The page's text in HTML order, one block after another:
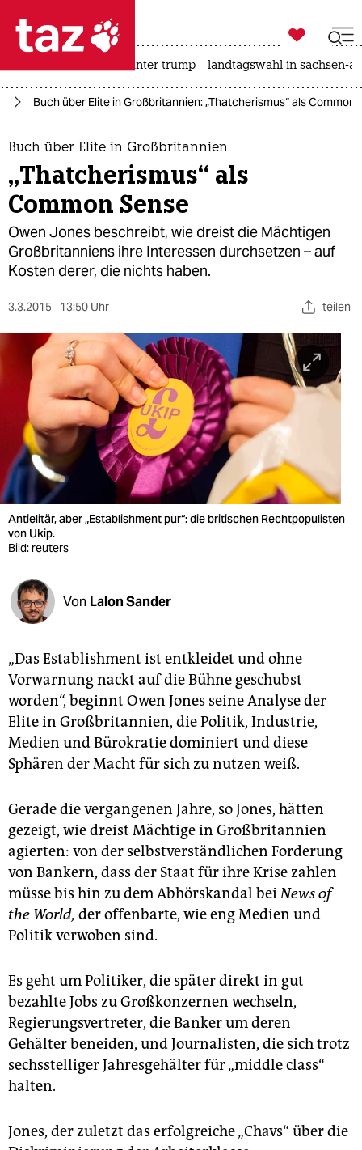
 taz zahl ich
taz zahl ich
themen
politik
öko
gesellschaft
sport
berlin
nord
wahrheit
verlag
verlag
veranstaltungen
fragen & hilfe
abo
genossenschaft
epaper login

taz zahl ich
usa unter trump landtagswahl in sachsen-
Buch über Elite in Großbritannien: „Thatcherismus“ als Common
Buch über Elite in Großbritannien
„Thatcherismus“ als
Common Sense
Owen Jones beschreibt, wie dreist die Mächtigen
Großbritanniens ihre Interessen durchsetzen – auf
Kosten derer, die nichts haben.
3.3.2015 13:50 Uhr teilen
Antielitär, aber „Establishment pur“: die britischen Rechtpopulisten
von Ukip.
Bild: reuters
Von Lalon Sander
„Das Establishment ist entkleidet und ohne
Vorwarnung nackt auf die Bühne geschubst
worden“, beginnt Owen Jones seine Analyse der
Elite in Großbritannien, die Politik, Industrie,
Medien und Bürokratie dominiert und diese
Sphären der Macht für sich zu nutzen weiß.
Gerade die vergangenen Jahre, so Jones, hätten
gezeigt, wie dreist Mächtige in Großbritannien
agierten: von der selbstverständlichen Forderung
von Bankern, dass der Staat für ihre Krise zahlen
müsse bis hin zu dem Abhörskandal beiNews of
the World, der offenbarte, wie eng Medien und
Politik verwoben sind.
Es geht um Politiker, die später direkt in gut
bezahlte Jobs zu Großkonzernen wechseln,
Regierungsvertreter, die Banker um deren
Gehälter beneiden, und Journalisten, die sich trotz
sechsstelliger Jahresgehälter für „middle class“
halten.
Jones, der zuletzt das erfolgreiche „Chavs“ über die